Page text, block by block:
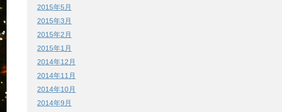
2015年5月
2015年3月
2015年2月
2015年1月
2014年12月
2014年11月
2014年10月
2014年9月